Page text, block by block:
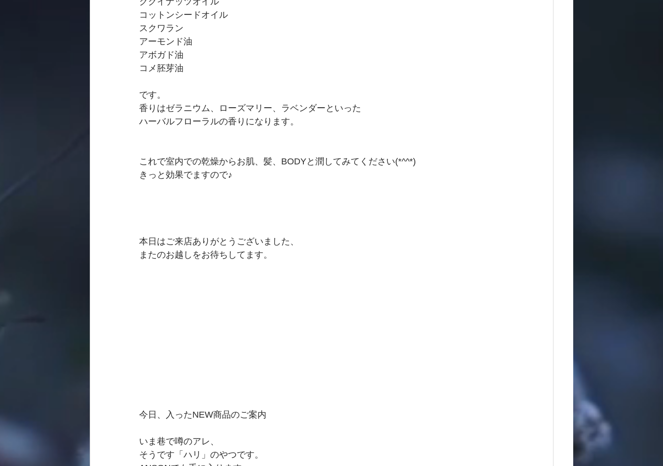
コットンシードオイル
スクワラン
アーモンド油
アボガド油
コメ胚芽油
です。
香りはゼラニウム、ローズマリー、ラベンダーといった
ハーバルフローラルの香りになります。
これで室内での乾燥からお肌、髪、BODYと潤してみてください(*^^*)
きっと効果でますので♪
本日はご来店ありがとうございました、
またのお越しをお待ちしてます。
今日、入ったNEW商品のご案内
いま巷で噂のアレ、
そうです「ハリ」のやつです。